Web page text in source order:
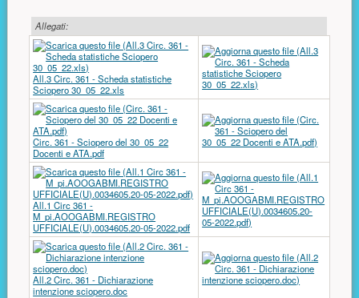
Allegati:
All.3 Circ. 361 - Scheda statistiche
Sciopero 30_05_22.xls
Circ. 361 - Sciopero del 30_05_22
Docenti e ATA.pdf
All.1 Circ 361 -
M_pi.AOOGABMI.REGISTRO
UFFICIALE(U).0034605.20-05-2022.pdf
All.2 Circ. 361 - Dichiarazione
intenzione sciopero.doc